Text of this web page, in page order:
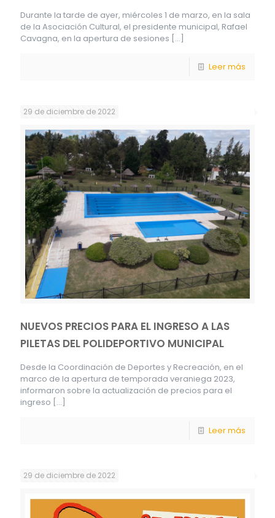
Durante la tarde de ayer, miércoles 1 de marzo, en la sala
de la Asociación Cultural, el presidente municipal, Rafael
Cavagna, en la apertura de sesiones […]
Leer más
29 de diciembre de 2022
NUEVOS PRECIOS PARA EL INGRESO A LAS
PILETAS DEL POLIDEPORTIVO MUNICIPAL
Desde la Coordinación de Deportes y Recreación, en el
marco de la apertura de temporada veraniega 2023,
informaron sobre la actualización de precios para el
ingreso […]
Leer más
29 de diciembre de 2022